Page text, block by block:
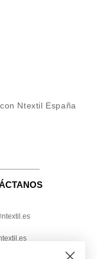
con Ntextil España